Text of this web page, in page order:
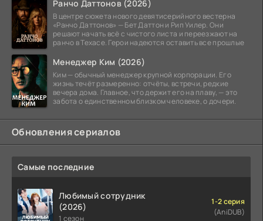
Ранчо Даттонов (2026)
В центре сюжета нового девятисерийного вестерна
«Ранчо Даттонов» — Бет Даттон и Рип Уилер. Они
решают начать всё с чистого листа и переезжают на
ранчо в Техасе. Герои надеются оставить все прошлые
Менеджер Ким (2026)
Ким — обычный менеджер крупной корпорации. Его
жизнь течёт размеренно: отчёты, встречи, редкие
вечера дома. Главное, что держит его на плаву, — это
забота о единственном близком человеке, о дочери.
Обновления сериалов
Самые последние
Любимый сотрудник
(2026)
1 сезон
1-2 серия
(AniDUB)